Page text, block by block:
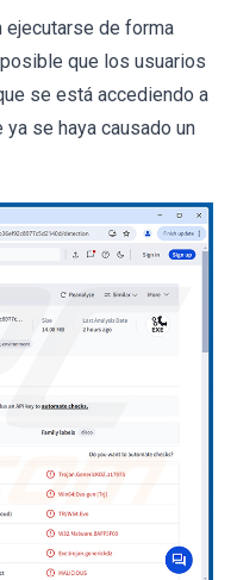
ejecutarse de forma
que los usuarios
se está accediendo a
se haya causado un